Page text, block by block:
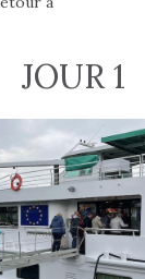
JOUR 1